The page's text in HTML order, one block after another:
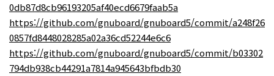
0db87d8cb96193205af40ecd6679faab5a
https://github.com/gnuboard/gnuboard5/commit/a248f26
0857fd8448028285a02a36cd52244e6c6
https://github.com/gnuboard/gnuboard5/commit/b03302
794db938cb44291a7814a945643bfbdb30